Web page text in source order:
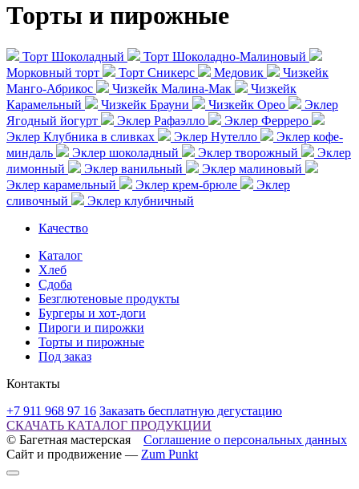
Торты и пирожные
Торт Шоколадный
Торт Шоколадно-Малиновый
Морковный торт
Торт Сникерс Медовик
Чизкейк
Манго-Абрикос
Чизкейк Малина-Мак
Чизкейк
Карамельный
Чизкейк Брауни Чизкейк Орео
Эклер
Ягодный йогурт
Эклер Рафаэлло
Эклер Ферреро
Эклер Клубника в сливках
Эклер Нутелло
Эклер кофе-
миндаль
Эклер шоколадный Эклер творожный
Эклер
лимонный
Эклер ванильный
Эклер малиновый
Эклер карамельный
Эклер крем-брюле
Эклер
сливочный
Эклер клубничный
Качество
Каталог
Хлеб
Сдоба
Безглютеновые продукты
Бургеры и хот-доги
Пироги и пирожки
Торты и пирожные
Под заказ
Контакты
+7 911 968 97 16 Заказать бесплатную дегустацию
СКАЧАТЬ КАТАЛОГ ПРОДУКЦИИ
© Багетная мастерская
Соглашение о персональных данных
Сайт и продвижение — Zum Punkt